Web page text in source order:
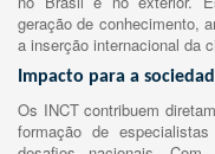
geração de conhecimento,
a inserção internacional da
Impacto para a
Os INCT contribuem
formação de